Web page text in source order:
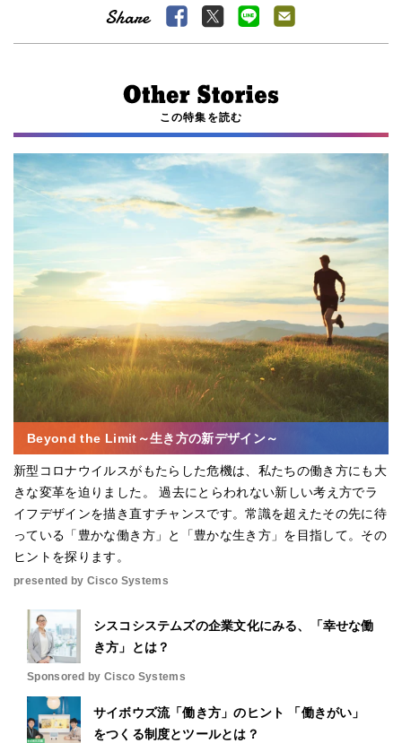
この特集を読む
Beyond the Limit～生き方の新デザイン～
新型コロナウイルスがもたらした危機は、私たちの働き方にも大
きな変革を迫りました。 過去にとらわれない新しい考え方でラ
イフデザインを描き直すチャンスです。常識を超えたその先に待
っている「豊かな働き方」と「豊かな生き方」を目指して。その
ヒントを探ります。
presented by Cisco Systems
シスコシステムズの企業文化にみる、「幸せな働
き方」とは？
Sponsored by Cisco Systems
サイボウズ流「働き方」のヒント 「働きがい」
をつくる制度とツールとは？